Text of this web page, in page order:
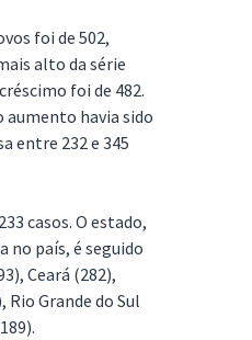
foi de 502,
alto da série
foi de 482.
aumento havia sido
entre 232 e 345
casos. O estado,
no país, é seguido
Ceará (282),
Grande do Sul